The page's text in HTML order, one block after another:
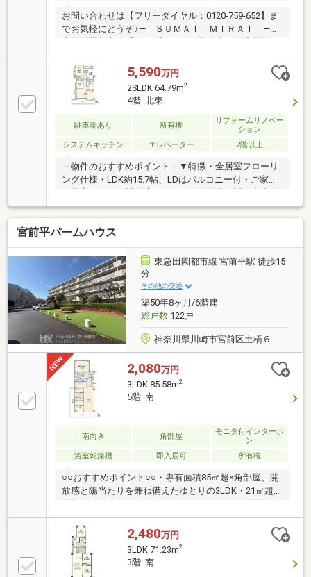
お問い合わせは【フリーダイヤル：0120-759-652】ま
でお気軽にどうぞ♪― ＳＵＭＡＩ ＭＩＲＡＩ ―◆
賑わいと閑静な住環境をバランスよく享受する立地
◆2022年12月大規模修繕工事実施済み◆2026年3月内
装リフォーム完了致しました◆オートロック・宅配ボ
ックス設置の管理体制◆専用使用権付駐車場100％設
置・使用料無償◆豊かなペットライフも楽しめるマン
ションです（細則有）※家具・小物は販売価格に含ま
れません。【東宝ハウス横浜】提携銀行 横浜銀行
変動金利35年の場合 金利 年0.92％
5,590万円
2SLDK 64.79m2
4階 北東
駐車場あり 所有権
リフォームリノベー
ション
システムキッチン
エレベーター 2階以上
－物件のおすすめポイント－▼特徴・全居室フローリ
ング仕様・LDK約15.7帖、LDはバルコニー付・ご家族
線良好・各洋室にクローゼット有・窓・収納付の納戸
は約6.2帖、多目的に利用可・敷地内駐車場に無償専用
区画有(車種による)▼2026年8月室内リフォーム内容
【交換】キッチン、浴室、洗面台、トイレ 等【その
他】クロス・フローリング・CF張替 他▼周辺環境・セ
ブンイレブン川崎犬蔵2丁目店 徒歩3分(約210m)■ ご希
望の住まい探しをお手伝いします ━━━━━・・・物
件の詳細・ご相談はお気軽にお問い合わせください。
宮前平パームハウス
東急田園都市線 宮前平駅 徒歩15
分
その他の交通
築50年8ヶ月/6階建
総戸数122戸
神奈川県川崎市宮前区土橋６
2,080万円
3LDK 85.58m2
5階 南
南向き 角部屋
モニタ付インターホ
ン
浴室乾燥機
即入居可 所有権
○○おすすめポイント○○・専有面積85㎡超×角部屋、開
放感と陽当たりを兼ね備えたゆとりの3LDK・21㎡超の
能・東急不動産旧分譲×総戸数122戸の安心感あるビッ
グコミュニティ○リフォーム内容（2026年2月完了予
定）○・クロス、フローリング全面貼替で室内一新・
キッチン、ユニットバス、洗面台、トイレ新規交換な
ど○ライフインフォメーション○・富士見台小学校 約
2,480万円
3LDK 71.23m2
3階 南